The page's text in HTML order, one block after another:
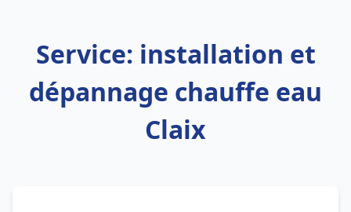
Service: installation et
dépannage chauffe eau
Claix